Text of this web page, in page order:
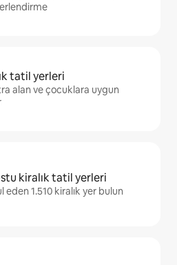
tatil yerleri
alan ve çocuklara uygun
kiralık tatil yerleri
eden 1.510 kiralık yer bulun